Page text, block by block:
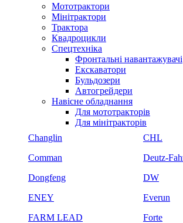
Мототрактори
Мінітрактори
Трактора
Квадроцикли
Спецтехніка
Фронтальні навантажувачі
Екскаватори
Бульдозери
Автогрейдери
Навісне обладнання
Для мототракторів
Для мінітракторів
Changlin
CHL
Comman
Deutz-
Dongfeng
DW
ENEY
Everun
FARM LEAD
Forte